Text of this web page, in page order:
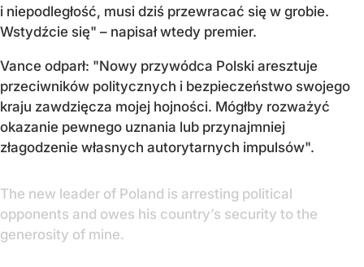
i niepodległość, musi dziś przewracać się w grobie.
Wstydźcie się" – napisał wtedy premier.
Vance odparł: "Nowy przywódca Polski aresztuje
przeciwników politycznych i bezpieczeństwo swojego
kraju zawdzięcza mojej hojności. Mógłby rozważyć
okazanie pewnego uznania lub przynajmniej
złagodzenie własnych autorytarnych impulsów".
The new leader of Poland is arresting political
opponents and owes his country’s security to the
generosity of mine.